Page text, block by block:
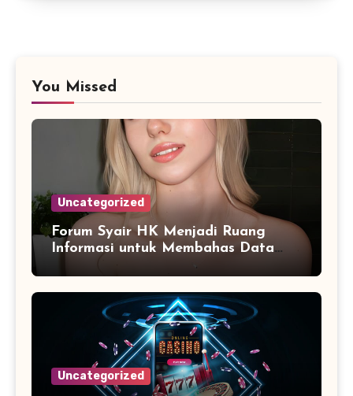
You Missed
Uncategorized
Forum Syair HK Menjadi Ruang
Informasi untuk Membahas Data
Uncategorized